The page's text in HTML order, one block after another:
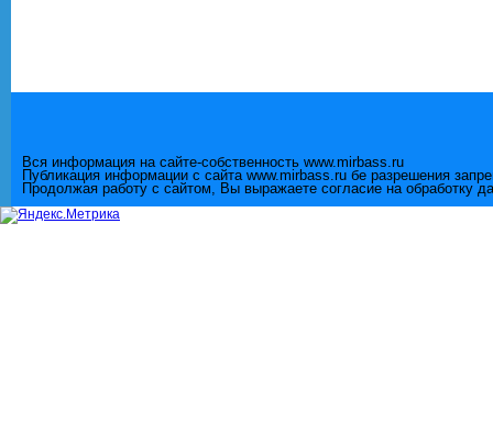
Вся информация на сайте-собственность www.mirbass.ru
Публикация информации с сайта www.mirbass.ru бе разрешения
Продолжая работу с сайтом, Вы выражаете согласие на обработку